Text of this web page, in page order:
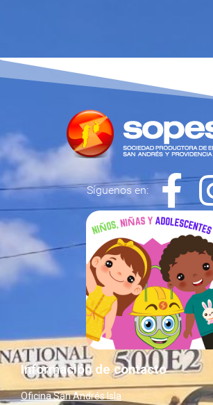
Síguenos en:
Información de contacto
Oficina San Andrés Isla